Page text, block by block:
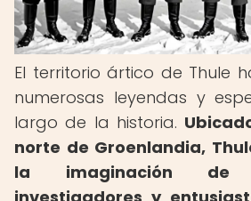
El territorio ártico de Thule
numerosas leyendas y
largo de la historia.
norte de Groenlandia,
la imaginación de